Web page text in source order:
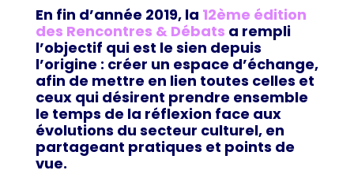
En fin d’année 2019, la 12ème édition
des Rencontres & Débats a rempli
l’objectif qui est le sien depuis
l’origine : créer un espace d’échange,
afin de mettre en lien toutes celles et
ceux qui désirent prendre ensemble
le temps de la réflexion face aux
évolutions du secteur culturel, en
partageant pratiques et points de
vue.